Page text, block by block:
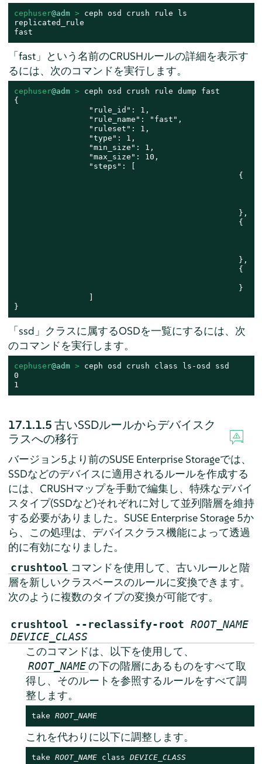
cephuser@adm > ceph osd crush rule ls
replicated_rule
fast
「fast」という名前のCRUSHルールの詳細を表示す
るには、次のコマンドを実行します。
cephuser@adm > ceph osd crush rule dump fast
{
}
「ssd」クラスに属するOSDを一覧にするには、次
のコマンドを実行します。
cephuser@adm > ceph osd crush class ls-osd ssd
0
1
17.1.1.5古いSSDルールからデバイスク
ラスへの移行
バージョン5より前のSUSE Enterprise Storageでは、
SSDなどのデバイスに適用されるルールを作成する
には、CRUSHマップを手動で編集し、特殊なデバイ
スタイプ(SSDなど)それぞれに対して並列階層を維持
する必要がありました。SUSE Enterprise Storage 5か
ら、この処理は、デバイスクラス機能によって透過
的に有効になりました。
crushtool コマンドを使用して、古いルールと階
層を新しいクラスベースのルールに変換できます。
次のように複数のタイプの変換が可能です。
crushtool --reclassify-root ROOT_NAME
DEVICE_CLASS
このコマンドは、以下を使用して、
ROOT_NAME の下の階層にあるものをすべて取
得し、そのルートを参照するルールをすべて調
整します。
take ROOT_NAME
これを代わりに以下に調整します。
take ROOT_NAME class DEVICE_CLASS